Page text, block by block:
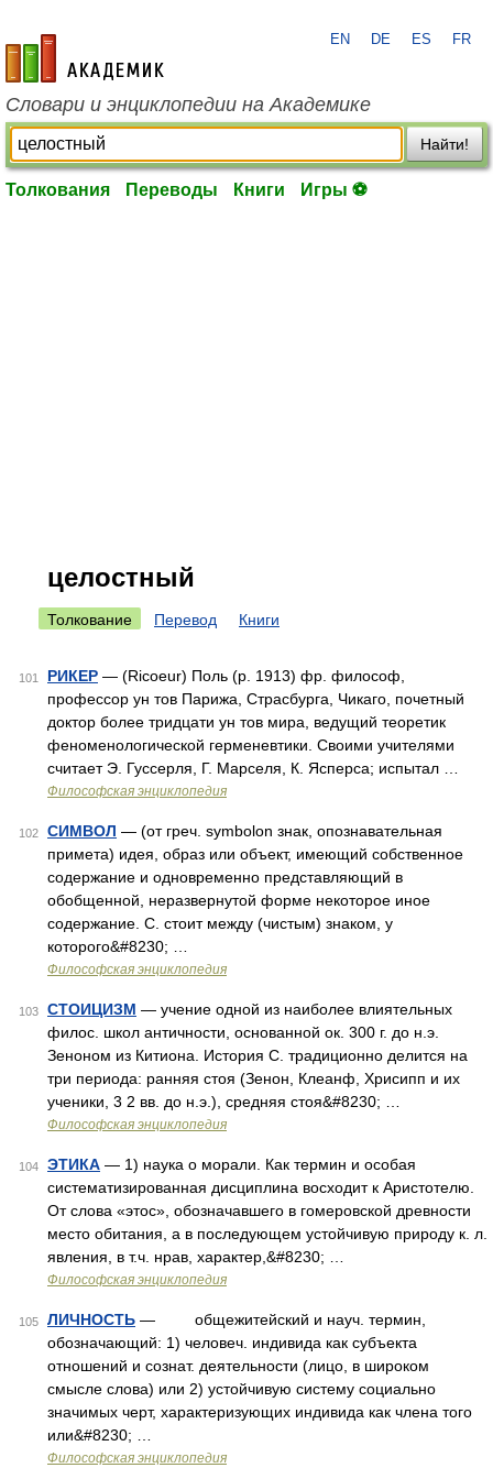
academic.ru
EN DE ES FR
Словари и энциклопедии на Академике
Найти!
Толкования Переводы Книги Игры ⚽
целостный
Толкование Перевод Книги
101 РИКЕР — (Ricoeur) Поль (р. 1913) фр. философ,
профессор ун тов Парижа, Страсбурга, Чикаго, почетный
доктор более тридцати ун тов мира, ведущий теоретик
феноменологической герменевтики. Своими учителями
считает Э. Гуссерля, Г. Марселя, К. Ясперса; испытал …
Философская энциклопедия
102 СИМВОЛ — (от греч. symbolon знак, опознавательная
примета) идея, образ или объект, имеющий собственное
содержание и одновременно представляющий в
обобщенной, неразвернутой форме некоторое иное
содержание. С. стоит между (чистым) знаком, у
которого&#8230; …
Философская энциклопедия
103 СТОИЦИЗМ — учение одной из наиболее влиятельных
филос. школ античности, основанной ок. 300 г. до н.э.
Зеноном из Китиона. История С. традиционно делится на
три периода: ранняя стоя (Зенон, Клеанф, Хрисипп и их
ученики, 3 2 вв. до н.э.), средняя стоя&#8230; …
Философская энциклопедия
104 ЭТИКА — 1) наука о морали. Как термин и особая
систематизированная дисциплина восходит к Аристотелю.
От слова «этос», обозначавшего в гомеровской древности
место обитания, а в последующем устойчивую природу к. л.
явления, в т.ч. нрав, характер,&#8230; …
Философская энциклопедия
105 ЛИЧНОСТЬ — общежитейский и науч. термин,
обозначающий: 1) человеч. индивида как субъекта
отношений и сознат. деятельности (лицо, в широком
смысле слова) или 2) устойчивую систему социально
значимых черт, характеризующих индивида как члена того
или&#8230; …
Философская энциклопедия